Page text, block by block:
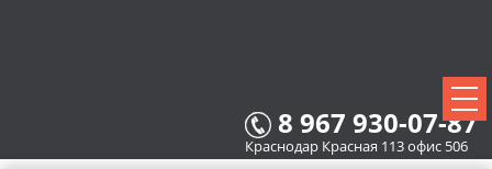
8 967 930-07-87
Краснодар Красная 113 офис 506